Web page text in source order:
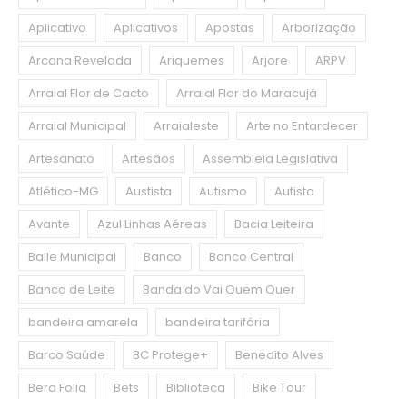
Aplicativo
Aplicativos Apostas
Arborização
Arcana Revelada
Ariquemes Arjore
ARPV
Arraial Flor de Cacto
Arraial Flor do Maracujá
Arraial Municipal
Arraialeste
Arte no Entardecer
Artesanato
Artesãos
Assembleia Legislativa
Atlético-MG
Austista Autismo
Autista
Avante
Azul Linhas Aéreas
Bacia Leiteira
Baile Municipal
Banco
Banco Central
Banco de Leite
Banda do Vai Quem Quer
bandeira amarela
bandeira tarifária
Barco Saúde
BC Protege+
Benedito Alves
Bera Folia
Bets Biblioteca
Bike Tour